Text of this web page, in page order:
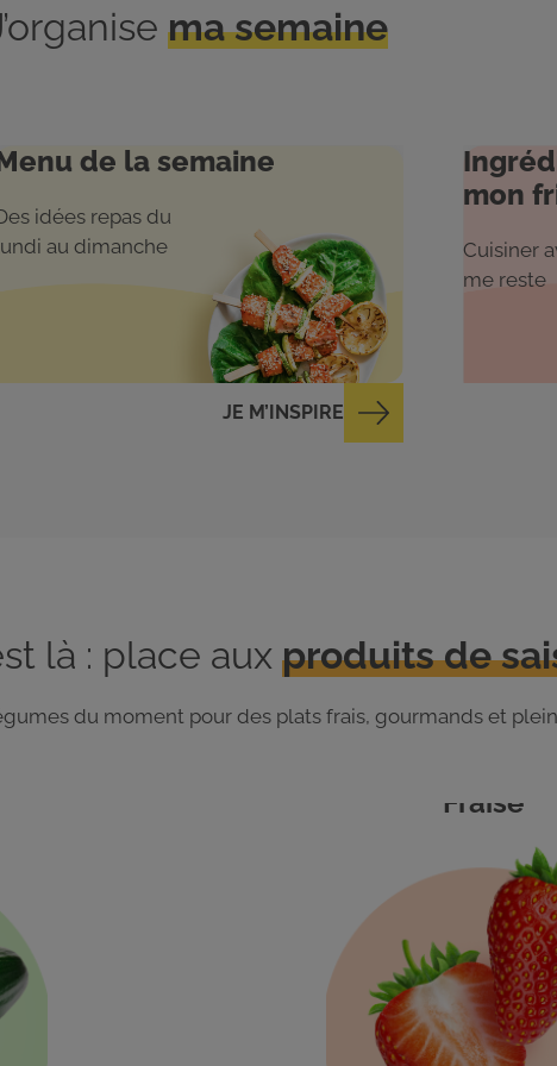
ma semaine
de la semaine
idées repas du
au dimanche
JE M’INSPIRE
mon
Cuisiner
me reste
là : place aux produits de
du moment pour des plats frais, gourmands et
Fraise